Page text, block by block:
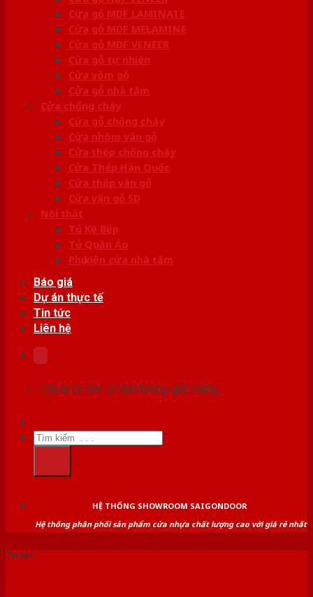
Cửa gỗ MDF LAMINATE
Cửa gỗ MDF MELAMINE
Cửa gỗ MDF VENEER
Cửa gỗ tự nhiên
Cửa vòm gỗ
Cửa gỗ nhà tắm
Cửa chống cháy
Cửa gỗ chống cháy
Cửa nhôm vân gỗ
Cửa thép chống cháy
Cửa Thép Hàn Quốc
Cửa thép vân gỗ
Cửa vân gỗ 5D
Nội thất
Tủ Kệ Bếp
Tủ Quần Áo
Phụ kiện cửa nhà tắm
Báo giá
Dự án thực tế
Tin tức
Liên hệ
Chưa có sản phẩm trong giỏ hàng.
Tìm
kiếm:
HỆ THỐNG SHOWROOM SAIGONDOOR
Hệ thống phân phối sản phẩm cửa nhựa chất lượng cao với giá rẻ nhất
Tin tức